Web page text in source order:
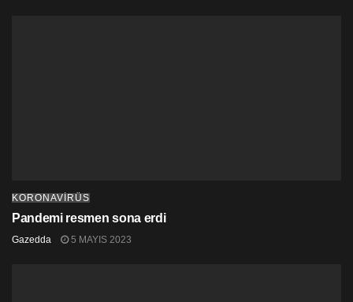
KORONAVİRÜS
Pandemi resmen sona erdi
Gazedda 5 MAYIS 2023